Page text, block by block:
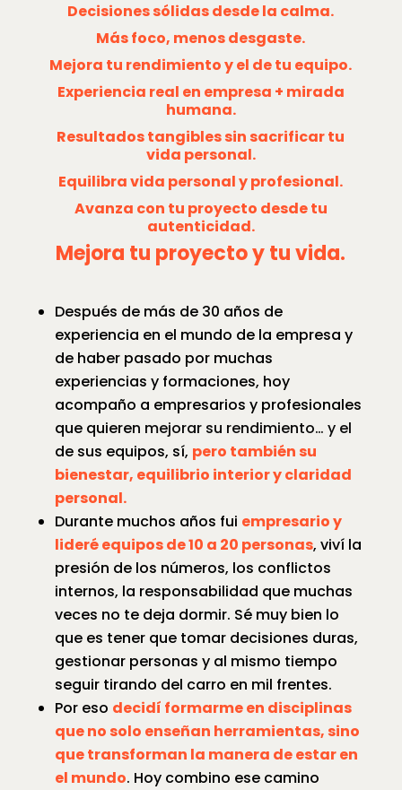
Decisiones sólidas desde la calma.
Más foco, menos desgaste.
Mejora tu rendimiento y el de tu equipo.
Experiencia real en empresa + mirada
humana.
Resultados tangibles sin sacrificar tu
vida personal.
Equilibra vida personal y profesional.
Avanza con tu proyecto desde tu
autenticidad.
Mejora tu proyecto y tu vida.
Después de más de 30 años de
experiencia en el mundo de la empresa y
de haber pasado por muchas
experiencias y formaciones, hoy
acompaño a empresarios y profesionales
que quieren mejorar su rendimiento… y el
de sus equipos, sí, pero también su
bienestar, equilibrio interior y claridad
personal.
Durante muchos años fui empresario y
lideré equipos de 10 a 20 personas, viví la
presión de los números, los conflictos
internos, la responsabilidad que muchas
veces no te deja dormir. Sé muy bien lo
que es tener que tomar decisiones duras,
gestionar personas y al mismo tiempo
seguir tirando del carro en mil frentes.
Por eso decidí formarme en disciplinas
que no solo enseñan herramientas, sino
que transforman la manera de estar en
el mundo. Hoy combino ese camino